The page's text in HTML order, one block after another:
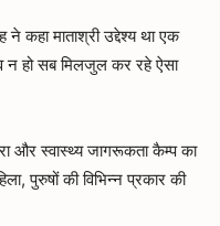
कहा माताश्री उद्देश्य था एक
हो सब मिलजुल कर रहे ऐसा
और स्वास्थ्य जागरूकता कैम्प का
पुरुषों की विभिन्न प्रकार की